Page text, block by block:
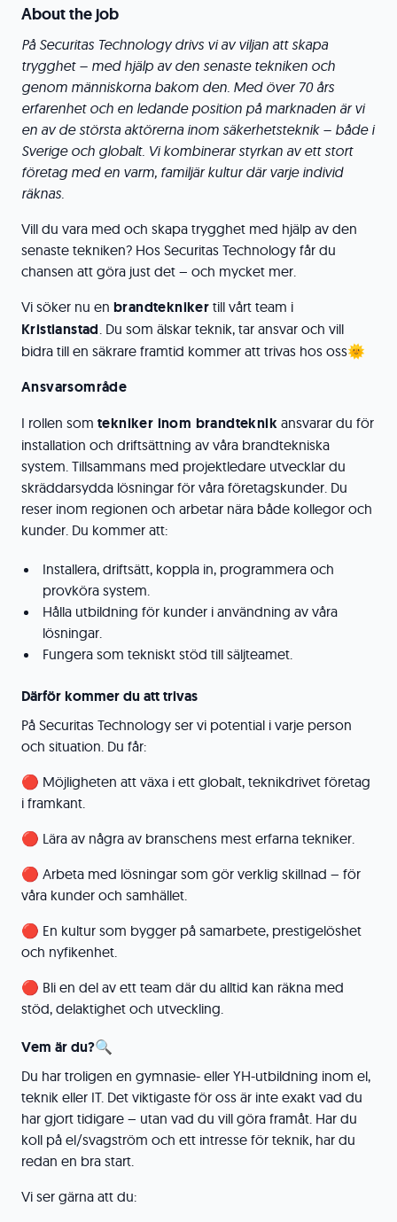
About the job
På Securitas Technology drivs vi av viljan att skapa
trygghet – med hjälp av den senaste tekniken och
genom människorna bakom den. Med över 70 års
erfarenhet och en ledande position på marknaden är vi
en av de största aktörerna inom säkerhetsteknik – både i
Sverige och globalt. Vi kombinerar styrkan av ett stort
företag med en varm, familjär kultur där varje individ
räknas.
Vill du vara med och skapa trygghet med hjälp av den
senaste tekniken? Hos Securitas Technology får du
chansen att göra just det – och mycket mer.
Vi söker nu en brandtekniker till vårt team i
Kristianstad. Du som älskar teknik, tar ansvar och vill
bidra till en säkrare framtid kommer att trivas hos oss🌞
Ansvarsområde
I rollen som tekniker inom brandteknikansvarar du för
installation och driftsättning av våra brandtekniska
system. Tillsammans med projektledare utvecklar du
skräddarsydda lösningar för våra företagskunder. Du
reser inom regionen och arbetar nära både kollegor och
kunder. Du kommer att:
Installera, driftsätt, koppla in, programmera och
provköra system.
Hålla utbildning för kunder i användning av våra
lösningar.
Fungera som tekniskt stöd till säljteamet.
Därför kommer du att trivas
På Securitas Technology ser vi potential i varje person
och situation. Du får:
🔴 Möjligheten att växa i ett globalt, teknikdrivet företag
i framkant.
🔴 Lära av några av branschens mest erfarna tekniker.
🔴 Arbeta med lösningar som gör verklig skillnad – för
våra kunder och samhället.
🔴 En kultur som bygger på samarbete, prestigelöshet
och nyfikenhet.
🔴 Bli en del av ett team där du alltid kan räkna med
stöd, delaktighet och utveckling.
Vem är du?🔍
Du har troligen en gymnasie- eller YH-utbildning inom el,
teknik eller IT. Det viktigaste för oss är inte exakt vad du
har gjort tidigare – utan vad du vill göra framåt. Har du
koll på el/svagström och ett intresse för teknik, har du
redan en bra start.
Vi ser gärna att du: